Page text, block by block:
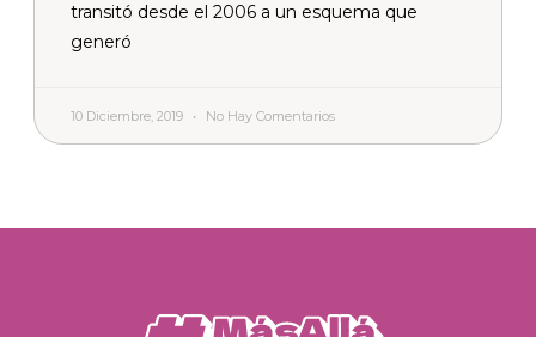
transitó desde el 2006 a un esquema que
generó
10 Diciembre, 2019 No Hay Comentarios